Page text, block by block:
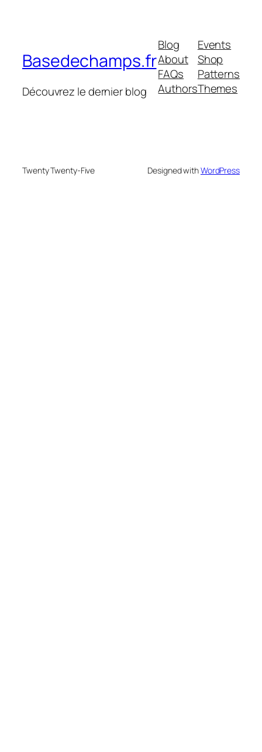
Basedechamps.fr
Découvrez le dernier blog
Blog
About
FAQs
Authors
Events
Shop
Patterns
Themes
Twenty Twenty-Five Designed withWordPress